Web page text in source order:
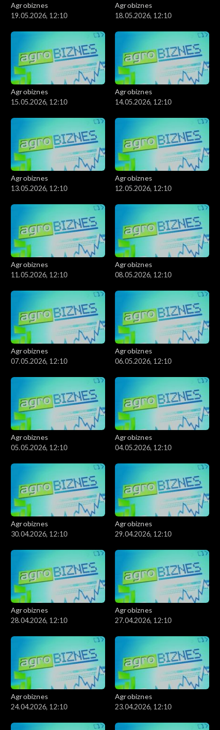
Agrobiznes
19.05.2026, 12:10
Agrobiznes
18.05.2026, 12:10
Agrobiznes
15.05.2026, 12:10
Agrobiznes
14.05.2026, 12:10
Agrobiznes
13.05.2026, 12:10
Agrobiznes
12.05.2026, 12:10
Agrobiznes
11.05.2026, 12:10
Agrobiznes
08.05.2026, 12:10
Agrobiznes
07.05.2026, 12:10
Agrobiznes
06.05.2026, 12:10
Agrobiznes
05.05.2026, 12:10
Agrobiznes
04.05.2026, 12:10
Agrobiznes
30.04.2026, 12:10
Agrobiznes
29.04.2026, 12:10
Agrobiznes
28.04.2026, 12:10
Agrobiznes
27.04.2026, 12:10
Agrobiznes
24.04.2026, 12:10
Agrobiznes
23.04.2026, 12:10